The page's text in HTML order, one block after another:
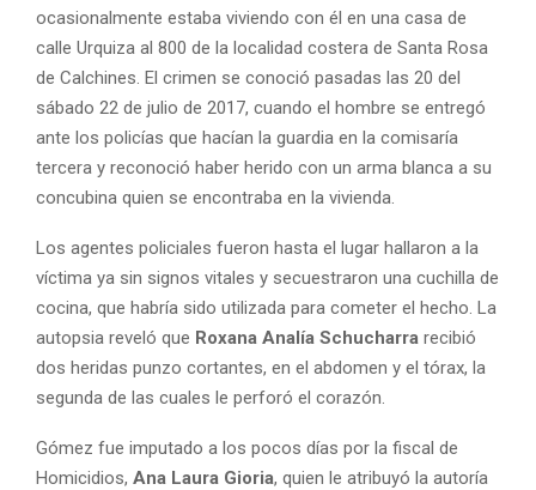
ocasionalmente estaba viviendo con él en una casa de
calle Urquiza al 800 de la localidad costera de Santa Rosa
de Calchines. El crimen se conoció pasadas las 20 del
sábado 22 de julio de 2017, cuando el hombre se entregó
ante los policías que hacían la guardia en la comisaría
tercera y reconoció haber herido con un arma blanca a su
concubina quien se encontraba en la vivienda.
Los agentes policiales fueron hasta el lugar hallaron a la
víctima ya sin signos vitales y secuestraron una cuchilla de
cocina, que habría sido utilizada para cometer el hecho. La
autopsia reveló que Roxana Analía Schucharra recibió
dos heridas punzo cortantes, en el abdomen y el tórax, la
segunda de las cuales le perforó el corazón.
Gómez fue imputado a los pocos días por la fiscal de
Homicidios, Ana Laura Gioria, quien le atribuyó la autoría